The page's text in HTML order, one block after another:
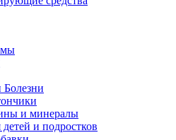
Болезни
и минералы
и подростков